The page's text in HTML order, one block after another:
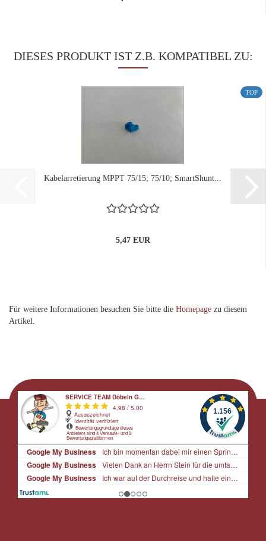
DIESES PRODUKT IST Z.B. KOMPATIBEL ZU:
TOP
Kabelarretierung MPPT 75/15; 75/10; SmartShunt...
5,47 EUR
Für weitere Informationen besuchen Sie bitte die Homepage zu diesem
Artikel.